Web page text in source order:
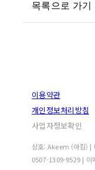
목록으로 가기
이용약관
개인정보처리방침
사업자정보확인
상호: Akeem (아킴) |
0507-1309-9529 |